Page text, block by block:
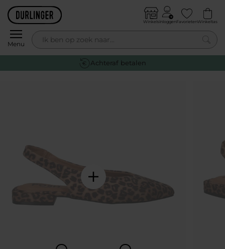
Skip to content
Menu
WinkelsInloggenFavorietenWinkeltas
0
Gratis retourneren